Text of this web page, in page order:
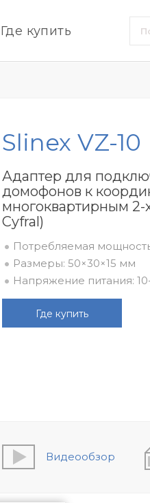
Где купить
Slinex VZ-10
Адаптер для
домофонов к
многоквартирным
Cyfral)
Потребляемая
Размеры: 50×30×15 мм
Напряжение питания:
Где купить
Видеообзор